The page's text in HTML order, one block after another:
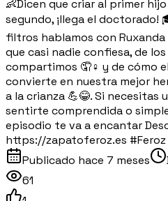
👶Dicen que criar al primer
segundo, ¡llega el doctorado!
filtros hablamos con Ruxanda
que casi nadie confiesa, de
compartimos 🤦♀️ y de cómo
convierte en nuestra mejor
a la crianza 💪😂. Si necesitas
sentirte comprendida o
episodio te va a encantar
https://zapatoferoz.es #Feroz
Publicado hace 7 meses
61